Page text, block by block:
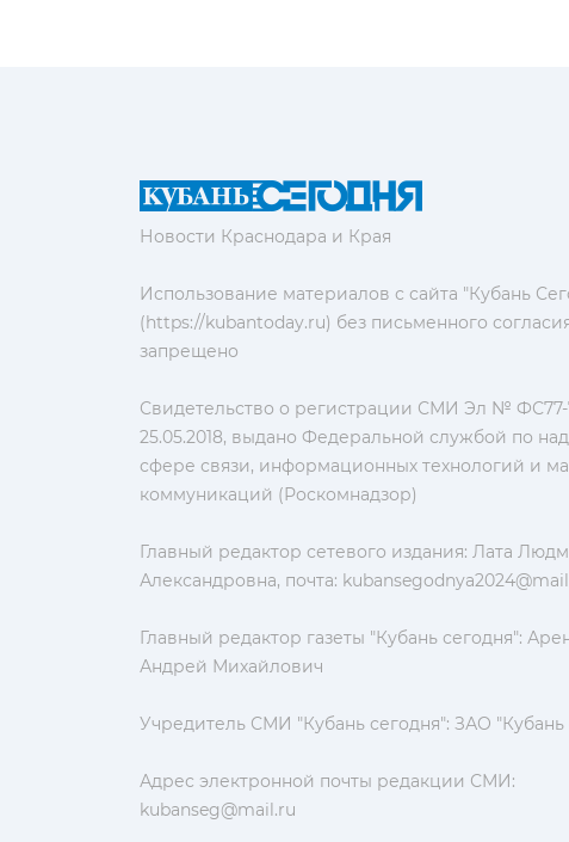
Новости Краснодара и Края
Использование материалов с сайта "Кубань
(https://kubantoday.ru) без письменного
запрещено
Свидетельство о регистрации СМИ Эл № ФС77-
25.05.2018, выдано Федеральной службой по
сфере связи, информационных технологий и
коммуникаций (Роскомнадзор)
Главный редактор сетевого издания: Лата
Александровна, почта:
Главный редактор газеты "Кубань сегодня":
Андрей Михайлович
Учредитель СМИ "Кубань сегодня": ЗАО "Кубань
Адрес электронной почты редакции СМИ:
kubanseg@mail.ru